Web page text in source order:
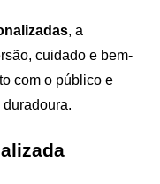
, a
cuidado e bem-
com o público e